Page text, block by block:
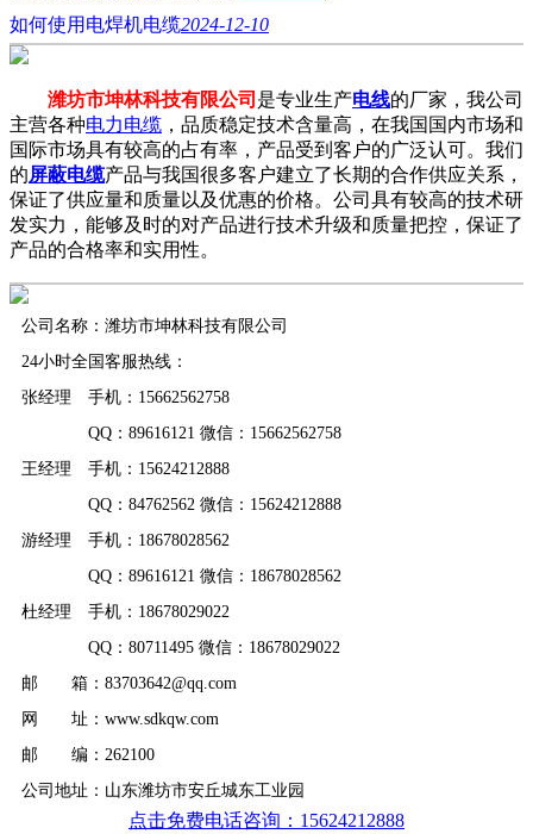
如何使用电焊机电缆2024-12-10
潍坊市坤林科技有限公司 是专业生产电线的厂家，我公司
主营各种电力电缆 ，品质稳定技术含量高，在我国国内市场和
国际市场具有较高的占有率，产品受到客户的广泛认可。我们
的屏蔽电缆产品与我国很多客户建立了长期的合作供应关系，
保证了供应量和质量以及优惠的价格。公司具有较高的技术研
发实力，能够及时的对产品进行技术升级和质量把控，保证了
产品的合格率和实用性。
公司名称：潍坊市坤林科技有限公司
24小时全国客服热线：
张经理 手机：15662562758
QQ：89616121 微信：15662562758
王经理 手机：15624212888
QQ：84762562 微信：15624212888
游经理 手机：18678028562
QQ：89616121 微信：18678028562
杜经理 手机：18678029022
QQ：80711495 微信：18678029022
邮 箱：83703642@qq.com
网 址：www.sdkqw.com
邮 编：262100
公司地址：山东潍坊市安丘城东工业园
点击免费电话咨询：15624212888